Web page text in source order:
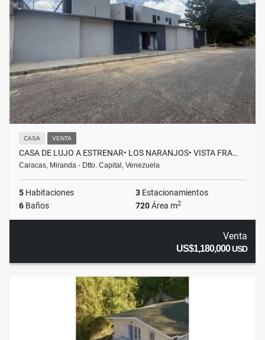
CASA VENTA
CASA DE LUJO A ESTRENAR• LOS NARANJOS• VISTA FRA…
Caracas, Miranda - Dtto. Capital, Venezuela
5 Habitaciones 3 Estacionamientos
6 Baños 720Área m2
Venta
US$1,180,000USD